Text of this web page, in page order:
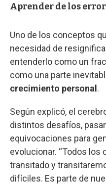
Aprender de los
Uno de los conceptos
necesidad de
entenderlo como un
como una parte
crecimiento personal.
Según explicó, el
distintos desafíos,
equivocaciones para
evolucionar. “Todos
transitado y
difíciles. Es parte de